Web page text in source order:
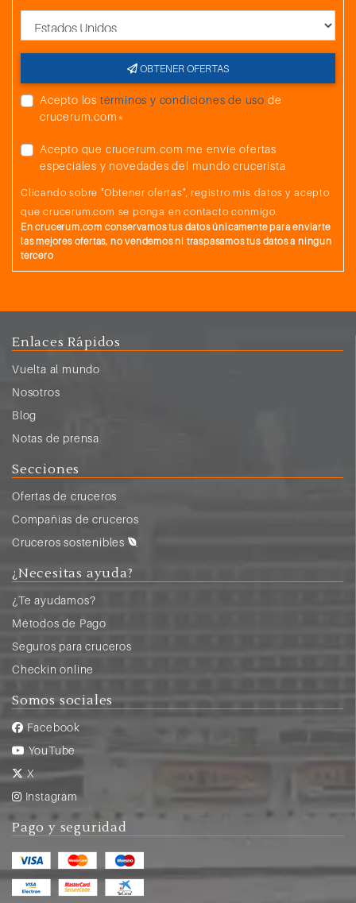
OBTENER OFERTAS
Acepto los términos y condiciones de uso de
crucerum.com*
Acepto que crucerum.com me envíe ofertas
especiales y novedades del mundo crucerista
Clicando sobre "Obtener ofertas", registro mis datos y acepto
que crucerum.com se ponga en contacto conmigo.
En crucerum.com conservamos tus datos únicamente para enviarte
las mejores ofertas, no vendemos ni traspasamos tus datos a ningun
tercero
Enlaces Rápidos
Vuelta al mundo
Nosotros
Blog
Notas de prensa
Secciones
Ofertas de cruceros
Compañias de cruceros
Cruceros sostenibles
¿Necesitas ayuda?
¿Te ayudamos?
Métodos de Pago
Seguros para cruceros
Checkin online
Somos sociales
Facebook
YouTube
X
Instagram
Pago y seguridad